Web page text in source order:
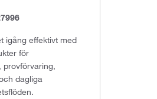
igång effektivt med
för
provförvaring,
dagliga